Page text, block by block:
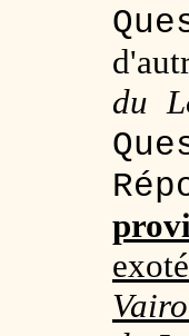
du